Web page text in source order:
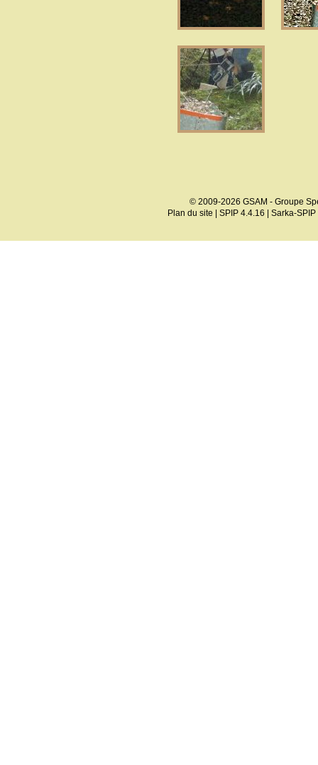
© 2009-2026 GSAM - Groupe
Plan du site | SPIP 4.4.16 | Sarka-SPIP